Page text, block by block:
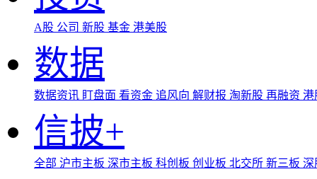
A股 公司 新股 基金 港美股
数据
数据资讯 盯盘面 看资金 追风向 解财报 淘新股 再融资
信披+
全部 沪市主板 深市主板 科创板 创业板 北交所 新三板